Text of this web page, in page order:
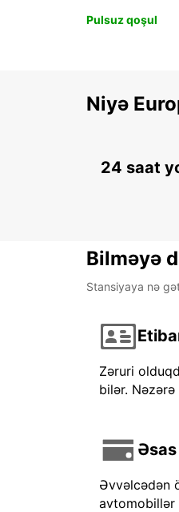
Pulsuz qoşul
Niyə
24 saat
Bilməyə
Stansiyaya nə
Zəruri
bilər.
Əsas
Əvvəlcədən
avtomobillər